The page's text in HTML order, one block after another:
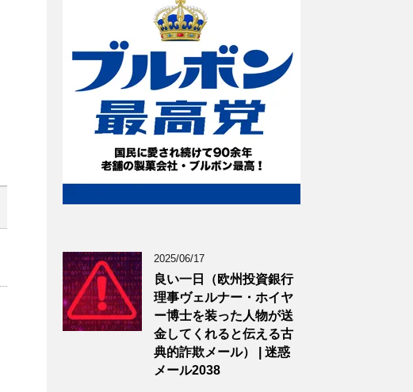
2025/06/17
良い一日（欧州投資銀行
理事ヴェルナー・ホイヤ
ー博士を装った人物が送
金してくれると伝える古
典的詐欺メール） | 迷惑
メール2038